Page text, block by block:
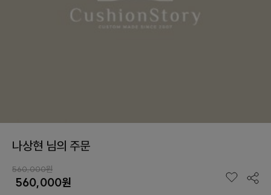
나상현 님의 주문
560,000원
560,000원